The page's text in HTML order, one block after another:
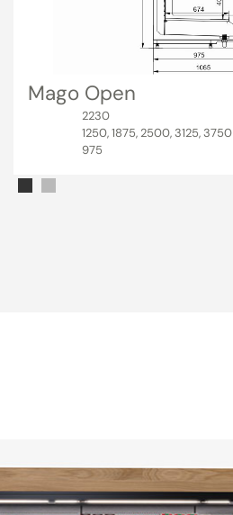
Mago Open
2230
1250, 1875, 2500, 3125, 3750
975